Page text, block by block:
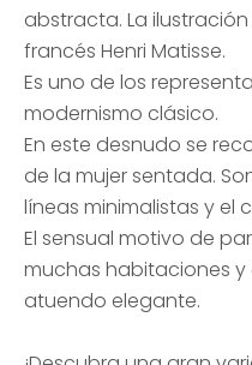
abstracta. La
francés Henri Matisse.
Es uno de los
modernismo clásico.
En este desnudo se
de la mujer sentada.
líneas minimalistas y el
El sensual motivo de
muchas habitaciones
atuendo elegante.